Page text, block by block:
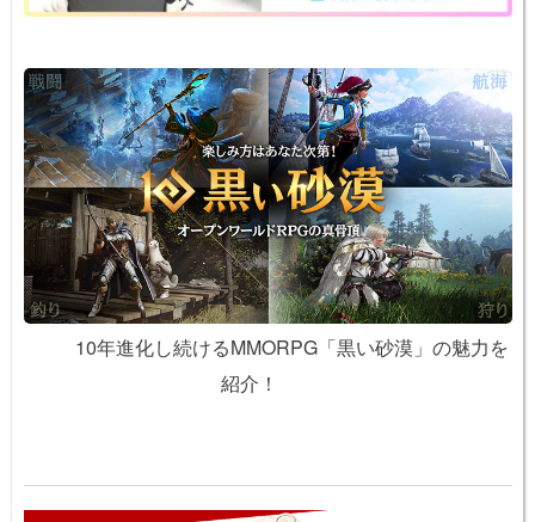
10年進化し続けるMMORPG「黒い砂漠」の魅力を
紹介！